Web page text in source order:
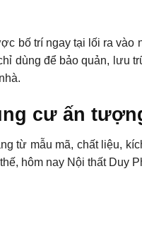
bố trí ngay tại lối ra vào
dùng để bảo quản, lưu
cư ấn
từ mẫu mã, chất liệu,
hôm nay Nội thất Duy